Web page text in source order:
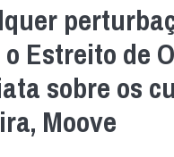
o Estreito de
sobre os
Moove